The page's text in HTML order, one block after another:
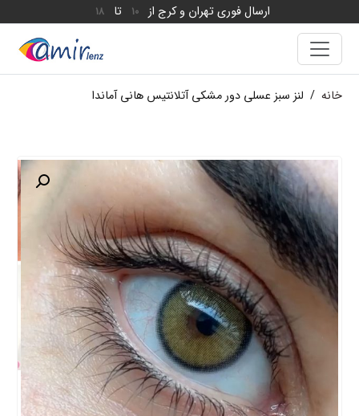
ارسال فوری تهران و کرج از 10 تا 18
خانه / لنز سبز عسلی دور مشکی آتلانتیس هانی آماندا